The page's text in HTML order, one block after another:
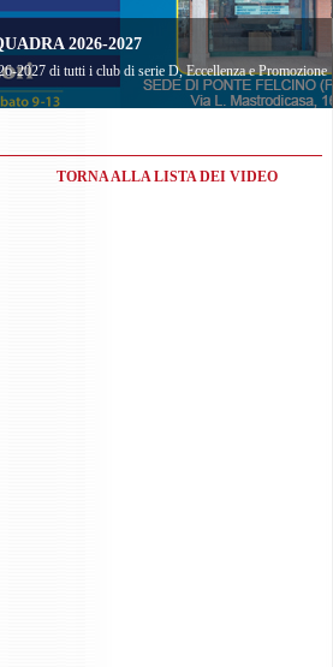
2026-2027
2027 di tutti i club di serie D, Eccellenza e Promozione
TORNA ALLA LISTA DEI VIDEO